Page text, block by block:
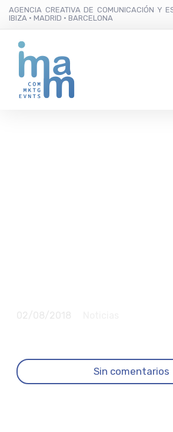
AGENCIA CREATIVA DE COMUNICACIÓN Y
IBIZA · MADRID · BARCELONA
Sin comentarios